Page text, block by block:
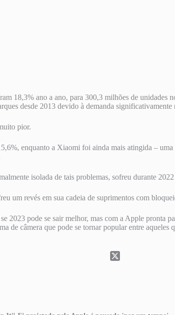
18,3% ano a ano, para 300,3 milhões de
desde 2013 devido à demanda
pior.
enquanto a Xiaomi foi ainda mais atingida –
isolada de tais problemas, sofreu durante
um revés em sua cadeia de suprimentos com
2023 pode se sair melhor, mas com a Apple pronta
de câmera que pode se tornar popular entre